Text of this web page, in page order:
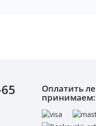
Оплатить
принимаем: